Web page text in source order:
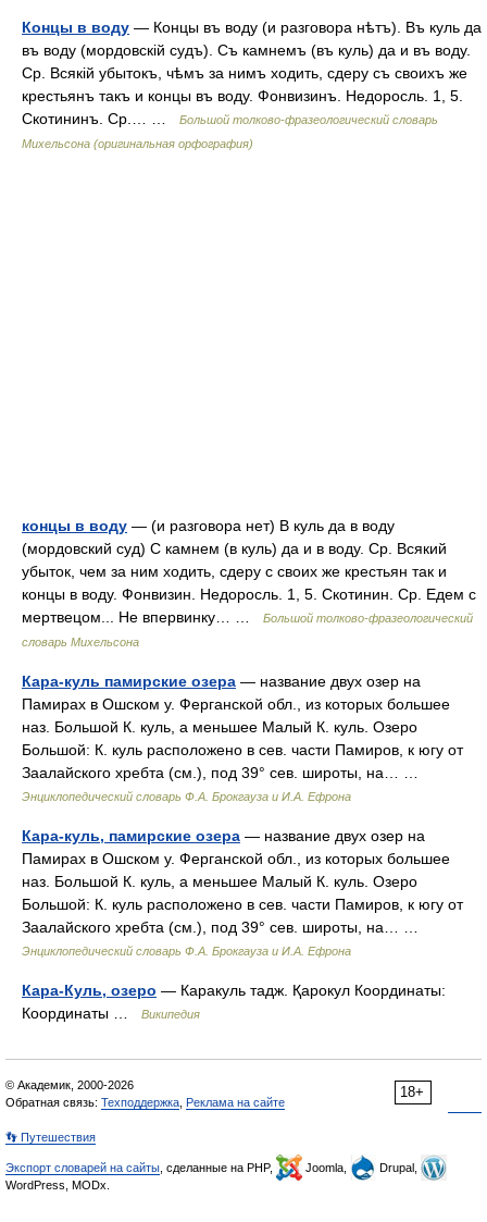
Концы в воду — Концы въ воду (и разговора нѣтъ). Въ куль да
въ воду (мордовскій судъ). Съ камнемъ (въ куль) да и въ воду.
Ср. Всякій убытокъ, чѣмъ за нимъ ходить, сдеру съ своихъ же
крестьянъ такъ и концы въ воду. Фонвизинъ. Недоросль. 1, 5.
Скотининъ. Ср.… …
Большой толково-фразеологический словарь
Михельсона (оригинальная орфография)
концы в воду — (и разговора нет) В куль да в воду
(мордовский суд) С камнем (в куль) да и в воду. Ср. Всякий
убыток, чем за ним ходить, сдеру с своих же крестьян так и
концы в воду. Фонвизин. Недоросль. 1, 5. Скотинин. Ср. Едем с
мертвецом... Не впервинку… …
Большой толково-фразеологический
словарь Михельсона
Кара-куль памирские озера — название двух озер на
Памирах в Ошском у. Ферганской обл., из которых большее
наз. Большой К. куль, а меньшее Малый К. куль. Озеро
Большой: К. куль расположено в сев. части Памиров, к югу от
Заалайского хребта (см.), под 39° сев. широты, на… …
Энциклопедический словарь Ф.А. Брокгауза и И.А. Ефрона
Кара-куль, памирские озера — название двух озер на
Памирах в Ошском у. Ферганской обл., из которых большее
наз. Большой К. куль, а меньшее Малый К. куль. Озеро
Большой: К. куль расположено в сев. части Памиров, к югу от
Заалайского хребта (см.), под 39° сев. широты, на… …
Энциклопедический словарь Ф.А. Брокгауза и И.А. Ефрона
Кара-Куль, озеро — Каракуль тадж. Қарокул Координаты:
Координаты …
Википедия
18+
© Академик, 2000-2026
Обратная связь: Техподдержка Реклама на сайте
👣 Путешествия
Экспорт словарей на сайты , сделанные на PHP, Joomla,
Drupal,
WordPress, MODx.